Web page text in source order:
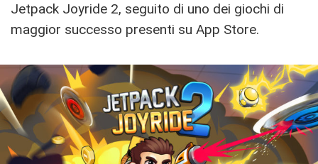
Jetpack Joyride 2, seguito di uno dei giochi di
maggior successo presenti su App Store.